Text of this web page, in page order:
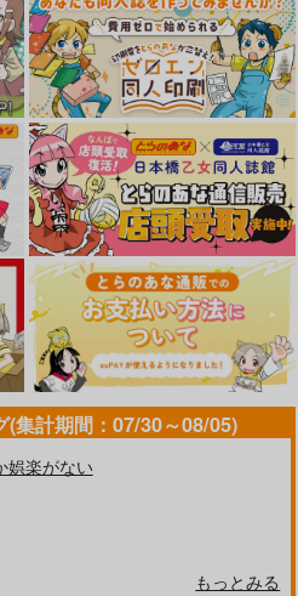
(集計期間：07/30～08/05)
娯楽がない
もっとみる